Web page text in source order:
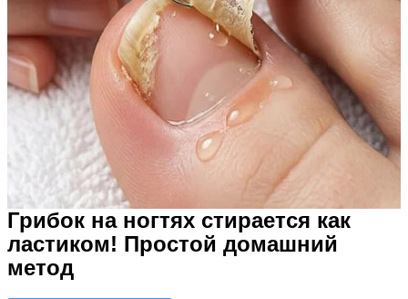
Грибок на ногтях стирается как
ластиком! Простой домашний
метод